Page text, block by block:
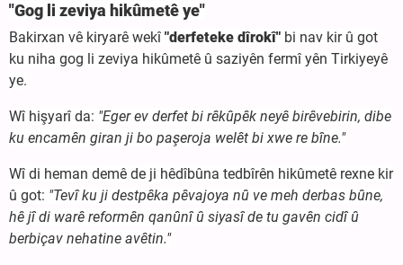
"Gog li zeviya hikûmetê ye"
Bakirxan vê kiryarê wekî "derfeteke dîrokî" bi nav kir û got
ku niha gog li zeviya hikûmetê û saziyên fermî yên Tirkiyeyê
ye.
Wî hişyarî da: "Eger ev derfet bi rêkûpêk neyê birêvebirin, dibe
ku encamên giran ji bo paşeroja welêt bi xwe re bîne."
Wî di heman demê de ji hêdîbûna tedbîrên hikûmetê rexne kir
û got: "Tevî ku ji destpêka pêvajoya nû ve meh derbas bûne,
hê jî di warê reformên qanûnî û siyasî de tu gavên cidî û
berbiçav nehatine avêtin."